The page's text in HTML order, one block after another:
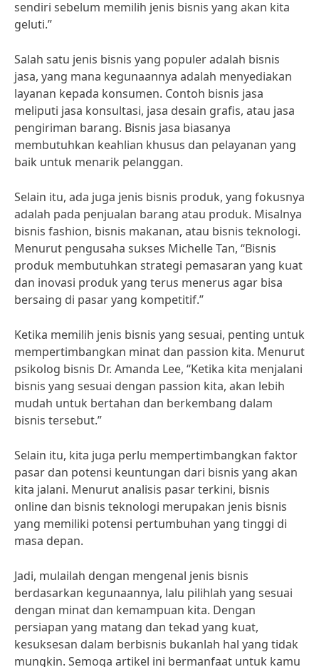
sendiri sebelum memilih jenis bisnis yang akan kita
geluti.”
Salah satu jenis bisnis yang populer adalah bisnis
jasa, yang mana kegunaannya adalah menyediakan
layanan kepada konsumen. Contoh bisnis jasa
meliputi jasa konsultasi, jasa desain grafis, atau jasa
pengiriman barang. Bisnis jasa biasanya
membutuhkan keahlian khusus dan pelayanan yang
baik untuk menarik pelanggan.
Selain itu, ada juga jenis bisnis produk, yang fokusnya
adalah pada penjualan barang atau produk. Misalnya
bisnis fashion, bisnis makanan, atau bisnis teknologi.
Menurut pengusaha sukses Michelle Tan, “Bisnis
produk membutuhkan strategi pemasaran yang kuat
dan inovasi produk yang terus menerus agar bisa
bersaing di pasar yang kompetitif.”
Ketika memilih jenis bisnis yang sesuai, penting untuk
mempertimbangkan minat dan passion kita. Menurut
psikolog bisnis Dr. Amanda Lee, “Ketika kita menjalani
bisnis yang sesuai dengan passion kita, akan lebih
mudah untuk bertahan dan berkembang dalam
bisnis tersebut.”
Selain itu, kita juga perlu mempertimbangkan faktor
pasar dan potensi keuntungan dari bisnis yang akan
kita jalani. Menurut analisis pasar terkini, bisnis
online dan bisnis teknologi merupakan jenis bisnis
yang memiliki potensi pertumbuhan yang tinggi di
masa depan.
Jadi, mulailah dengan mengenal jenis bisnis
berdasarkan kegunaannya, lalu pilihlah yang sesuai
dengan minat dan kemampuan kita. Dengan
persiapan yang matang dan tekad yang kuat,
kesuksesan dalam berbisnis bukanlah hal yang tidak
mungkin. Semoga artikel ini bermanfaat untuk kamu